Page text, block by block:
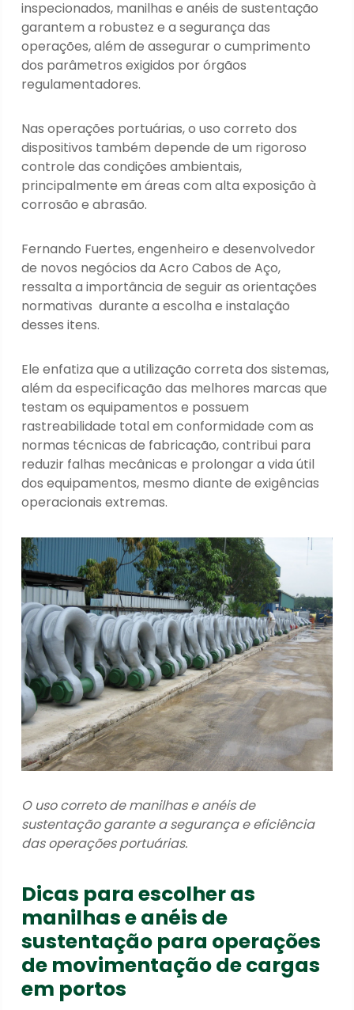
inspecionados, manilhas e anéis de sustentação
garantem a robustez e a segurança das
operações, além de assegurar o cumprimento
dos parâmetros exigidos por órgãos
regulamentadores.
Nas operações portuárias, o uso correto dos
dispositivos também depende de um rigoroso
controle das condições ambientais,
principalmente em áreas com alta exposição à
corrosão e abrasão.
Fernando Fuertes, engenheiro e desenvolvedor
de novos negócios da Acro Cabos de Aço,
ressalta a importância de seguir as orientações
normativas durante a escolha e instalação
desses itens.
Ele enfatiza que a utilização correta dos sistemas,
além da especificação das melhores marcas que
testam os equipamentos e possuem
rastreabilidade total em conformidade com as
normas técnicas de fabricação, contribui para
reduzir falhas mecânicas e prolongar a vida útil
dos equipamentos, mesmo diante de exigências
operacionais extremas.
O uso correto de manilhas e anéis de
sustentação garante a segurança e eficiência
das operações portuárias.
Dicas para escolher as
manilhas e anéis de
sustentação para operações
de movimentação de cargas
em portos